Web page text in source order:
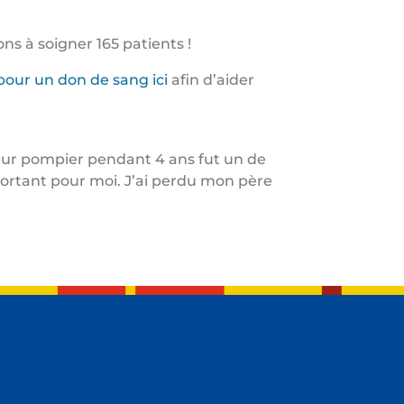
à soigner 165 patients !
un don de sang ici afin d’aider
pompier pendant 4 ans fut un de
pour moi. J’ai perdu mon père